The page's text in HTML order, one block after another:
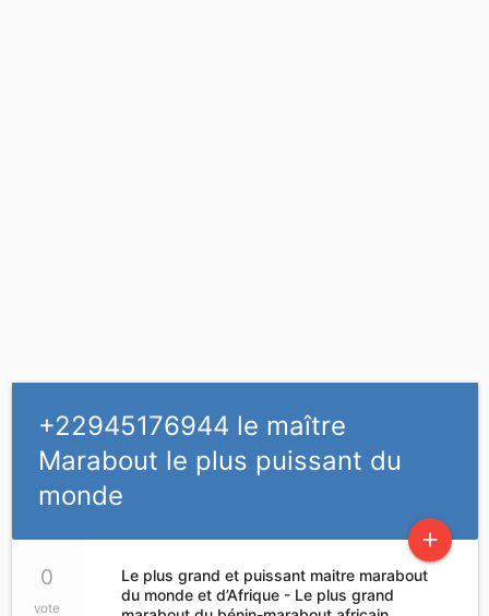
+22945176944 le maître
Marabout le plus puissant du
monde
add
0
vote
Le plus grand et puissant maitre marabout
du monde et d’Afrique - Le plus grand